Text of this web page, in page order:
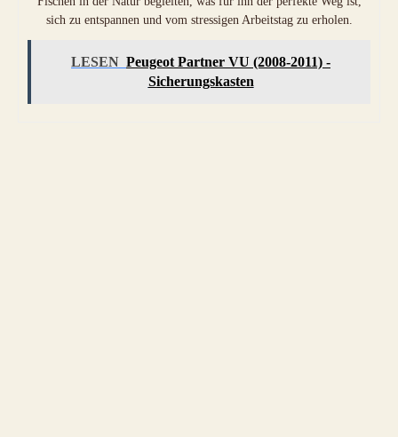
sich zu entspannen und vom stressigen Arbeitstag zu erholen.
LESEN Peugeot Partner VU (2008-2011) -
Sicherungskasten